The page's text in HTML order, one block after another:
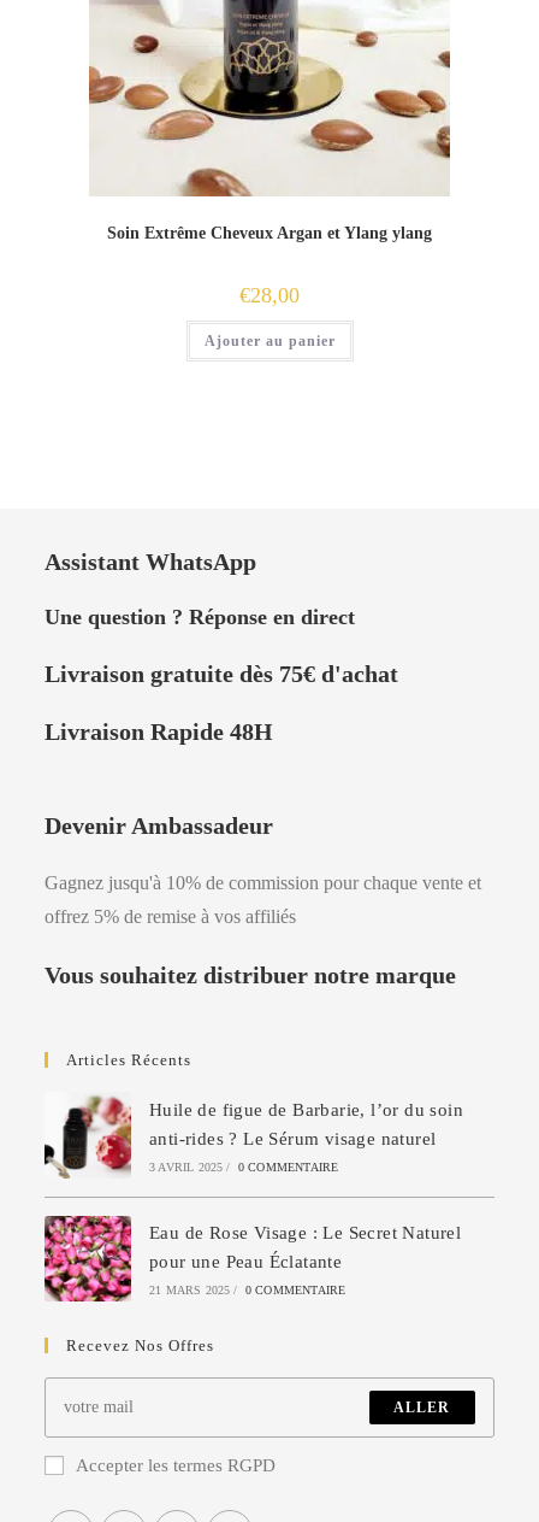
Soin Extrême Cheveux Argan et Ylang ylang
€28,00
Ajouter au panier
Assistant WhatsApp
Une question ? Réponse en direct
Livraisongratuite dès 75€ d'achat
Livraison Rapide 48H
Devenir Ambassadeur
Gagnez jusqu'à 10% de commission pour chaque vente et
offrez 5% de remise à vos affiliés
Vous souhaitez distribuer notre marque
Articles Récents
Huile de figue de Barbarie, l’or du soin
anti-rides ? Le Sérum visage naturel
3 AVRIL 2025 / 0 COMMENTAIRE
Eau de Rose Visage : Le Secret Naturel
pour une Peau Éclatante
21 MARS 2025 / 0 COMMENTAIRE
Recevez Nos Offres
ALLER
Accepter les termes RGPD